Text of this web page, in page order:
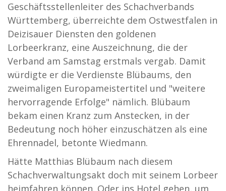
Geschäftsstellenleiter des Schachverbands
Württemberg, überreichte dem Ostwestfalen in
Deizisauer Diensten den goldenen
Lorbeerkranz, eine Auszeichnung, die der
Verband am Samstag erstmals vergab. Damit
würdigte er die Verdienste Blübaums, den
zweimaligen Europameistertitel und "weitere
hervorragende Erfolge" nämlich. Blübaum
bekam einen Kranz zum Anstecken, in der
Bedeutung noch höher einzuschätzen als eine
Ehrennadel, betonte Wiedmann.
Hätte Matthias Blübaum nach diesem
Schachverwaltungsakt doch mit seinem Lorbeer